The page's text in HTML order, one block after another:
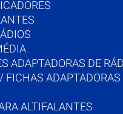
ADAPTADORAS DE
FICHAS ADAPTADORAS
ALTIFALANTES